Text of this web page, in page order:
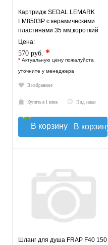
Картридж SEDAL LEMARK
LM8503P с керамическими
пластинами 35 мм,короткий
Цена:
570 руб. *
* Актуальную цену пожалуйста
уточните у менеджера
В избранное
Купить в 1 клик Под заказ
В корзину
Шланг для душа FRAP F40 150